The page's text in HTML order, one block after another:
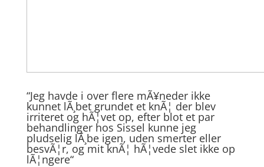
“Jeg havde i over flere mÃ¥neder ikke
kunnet lÃ¸bet grundet et knÃ¦ der blev
irriteret og hÃ¦vet op, efter blot et par
behandlinger hos Sissel kunne jeg
pludselig lÃ¸be igen, uden smerter eller
besvÃ¦r, og mit knÃ¦ hÃ¦vede slet ikke op
lÃ¦ngere“